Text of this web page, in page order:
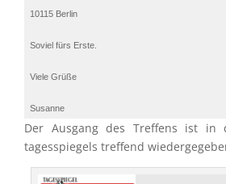
10115 Berlin
Soviel fürs Erste.
Viele Grüße
Susanne
Der Ausgang des Treffens ist in
tages­spie­gels treffend